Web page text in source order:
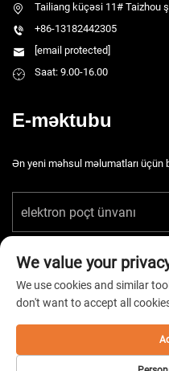
Tailiang küçəsi 11# Taizhou
+86-13182442305
[email protected]
Saat: 9.00-16.00
E-məktubu
Ən yeni məhsul məlumatları
Copyright © 2026 Çin Taizhou
hüquqlar
We value your
We use cookies and similar
don't want to accept all